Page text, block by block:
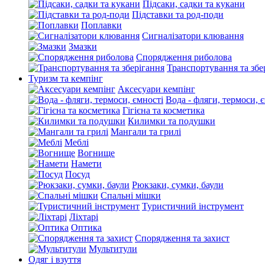
Підсаки, садки та кукани
Підставки та род-поди
Поплавки
Сигналізатори клювання
Змазки
Спорядження риболова
Транспортування та
Туризм та кемпінг
Аксесуари кемпінг
Вода - фляги, термоси,
Гігієна та косметика
Килимки та подушки
Мангали та грилі
Меблі
Вогнище
Намети
Посуд
Рюкзаки, сумки, баули
Спальні мішки
Туристичний інструмент
Ліхтарі
Оптика
Спорядження та захист
Мультитули
Одяг і взуття